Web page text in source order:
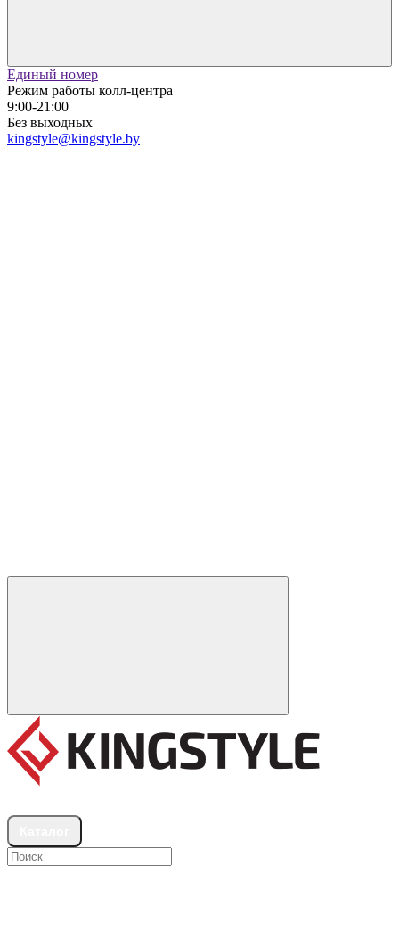
Единый номер
Режим работы колл-центра
9:00-21:00
Без выходных
kingstyle@kingstyle.by